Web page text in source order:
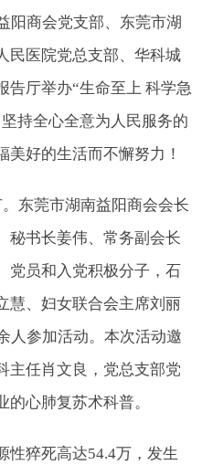
阳商会党支部、东莞市湖
民医院党总支部、华科城
告厅举办“生命至上 科学急
持全心全意为人民服务的
美好的生活而不懈努力！
东莞市湖南益阳商会会长
秘书长姜伟、常务副会长
党员和入党积极分子，石
慧、妇女联合会主席刘丽
人参加活动。本次活动邀
主任肖文良，党总支部党
的心肺复苏术科普。
性猝死高达54.4万，发生